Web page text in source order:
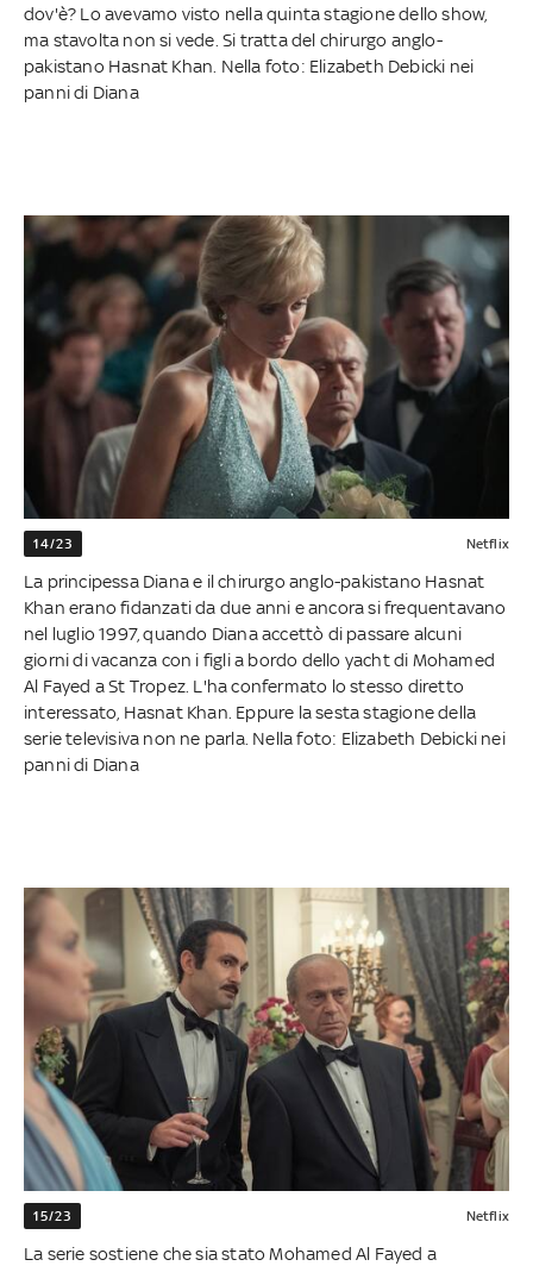
dov'è? Lo avevamo visto nella quinta stagione dello show,
ma stavolta non si vede. Si tratta del chirurgo anglo-
pakistano Hasnat Khan. Nella foto: Elizabeth Debicki nei
panni di Diana
14/23 Netflix
La principessa Diana e il chirurgo anglo-pakistano Hasnat
Khan erano fidanzati da due anni e ancora si frequentavano
nel luglio 1997, quando Diana accettò di passare alcuni
giorni di vacanza con i figli a bordo dello yacht di Mohamed
Al Fayed a St Tropez. L'ha confermato lo stesso diretto
interessato, Hasnat Khan. Eppure la sesta stagione della
serie televisiva non ne parla. Nella foto: Elizabeth Debicki nei
panni di Diana
15/23 Netflix
La serie sostiene che sia stato Mohamed Al Fayed a